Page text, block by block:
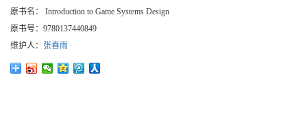
原书名：
Introduction to Game Systems Design
原书号： 9780137440849
维护人： 张春雨